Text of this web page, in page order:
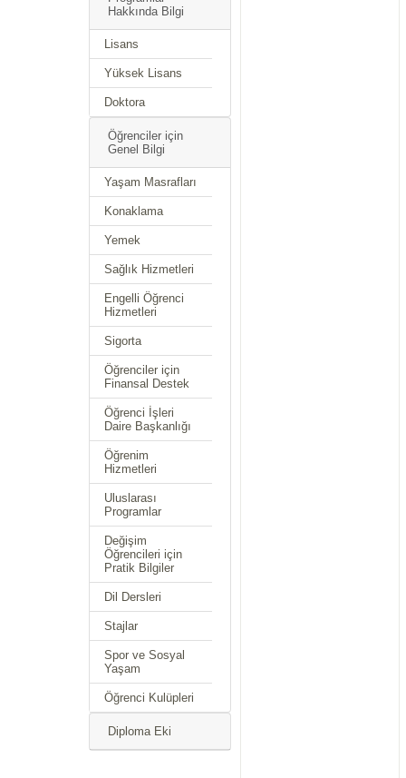
Hakkında Bilgi
Lisans
Yüksek Lisans
Doktora
Öğrenciler için
Genel Bilgi
Yaşam Masrafları
Konaklama
Yemek
Sağlık Hizmetleri
Engelli Öğrenci
Hizmetleri
Sigorta
Öğrenciler için
Finansal Destek
Öğrenci İşleri
Daire Başkanlığı
Öğrenim
Hizmetleri
Uluslarası
Programlar
Değişim
Öğrencileri için
Pratik Bilgiler
Dil Dersleri
Stajlar
Spor ve Sosyal
Yaşam
Öğrenci Kulüpleri
Diploma Eki